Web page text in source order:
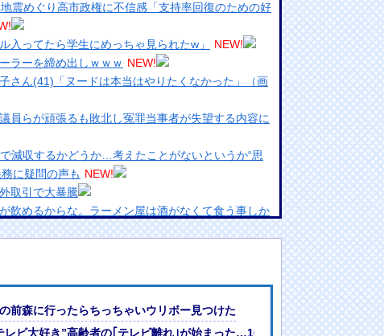
震めぐり高市政権に不信感「支持率回復のための好
入ってたら学生にめっちゃ見られたw」
NEW!
ラーを締め出しｗｗｗ NEW!
さん(41)「ヌードは本当はやりたくなかった」（画
員らが頑張るも敗北し冤罪当事者が失望する内容に
減収するかどうか…考えたことがないというか“思
に疑問の声も NEW!
取引で大暴騰
飲めるからな。ラーメン屋は酒がなくて食う事しか
混んでない」と実況しながら被災地へ向かう有名ア
最新の状況をいち早く伝えることは報道機関として
とには大きな意義がある」
サッカーに海外騒然！(動画あり)【海外の反応】
偽りの呪文』を繰り返し、日本人をゾンビ化させている」と主張
前森に行ったらちっちゃいウリボー見つけた
レビ大好き”高齢者の｢テレビ離れ｣が始まった…10代後半～20代の約7割が